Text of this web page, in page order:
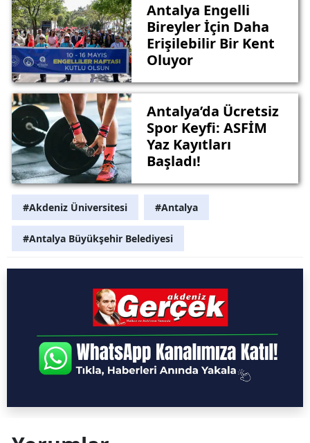
Antalya Engelli
Bireyler İçin Daha
Erişilebilir Bir Kent
Oluyor
Antalya’da Ücretsiz
Spor Keyfi: ASFİM
Yaz Kayıtları
Başladı!
#Akdeniz Üniversitesi #Antalya
#Antalya Büyükşehir Belediyesi